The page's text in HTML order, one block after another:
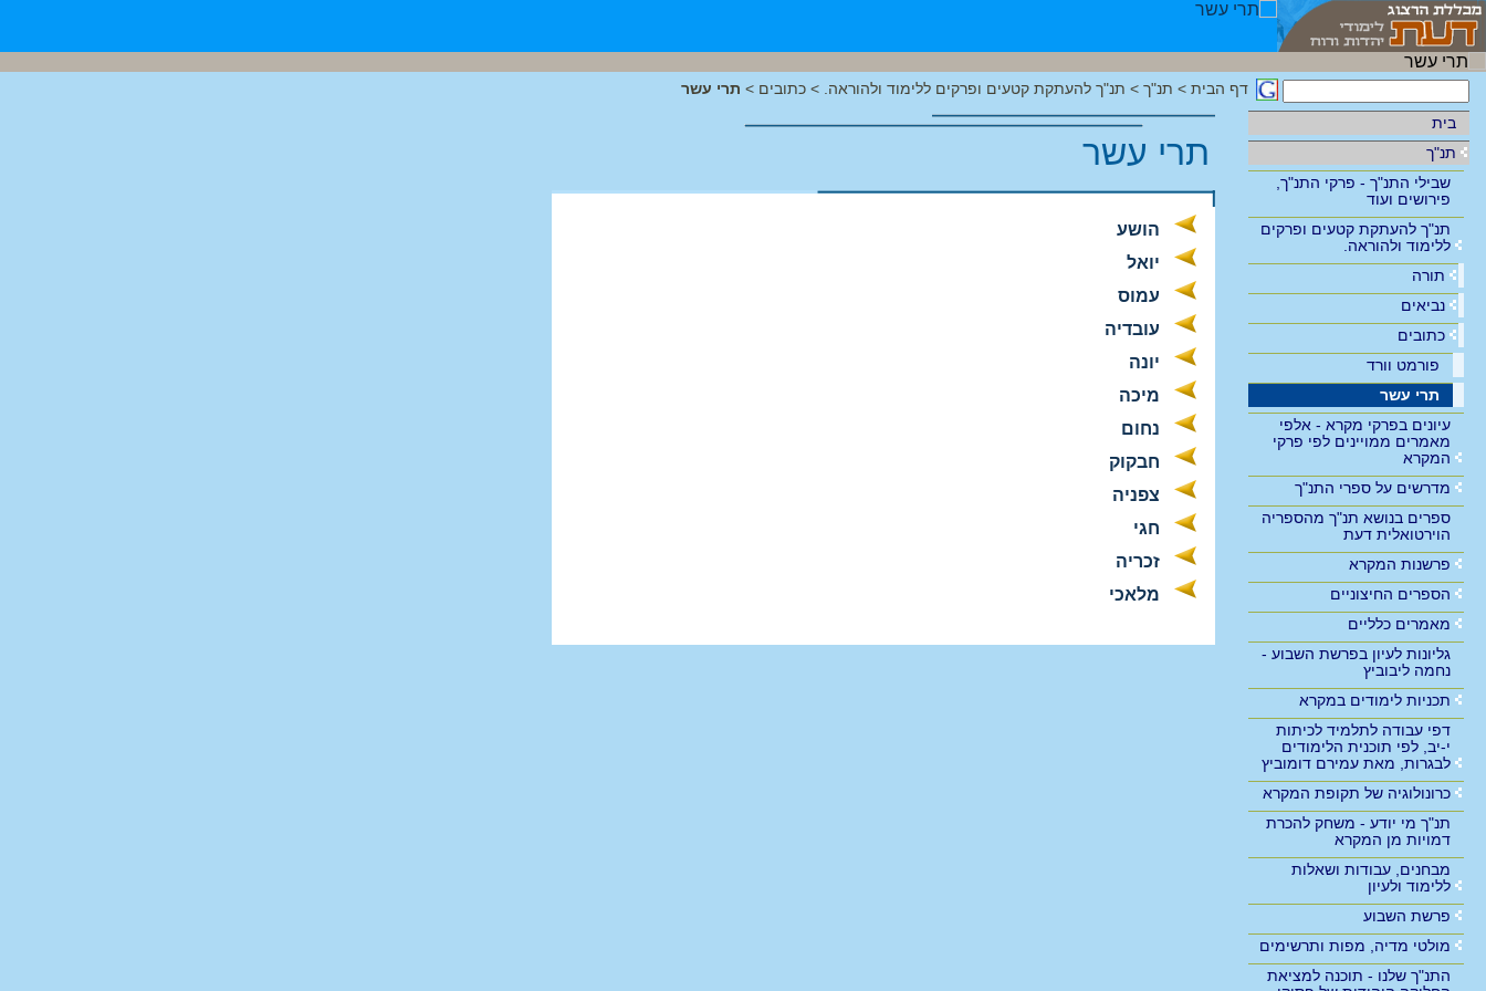
בית
תנ"ך
שבילי התנ"ך - פרקי התנ"ך,
פירושים ועוד
תנ"ך להעתקת קטעים ופרקים
ללימוד ולהוראה.
תורה
נביאים
כתובים
פורמט וורד
תרי עשר
עיונים בפרקי מקרא - אלפי
מאמרים ממויינים לפי פרקי
המקרא
מדרשים על ספרי התנ"ך
ספרים בנושא תנ"ך מהספריה
הוירטואלית דעת
פרשנות המקרא
הספרים החיצוניים
מאמרים כלליים
גליונות לעיון בפרשת השבוע -
נחמה ליבוביץ
תכניות לימודים במקרא
דפי עבודה לתלמיד לכיתות
י-יב, לפי תוכנית הלימודים
לבגרות, מאת עמירם דומוביץ
כרונולוגיה של תקופת המקרא
תנ"ך מי יודע - משחק להכרת
דמויות מן המקרא
מבחנים, עבודות ושאלות
ללימוד ולעיון
פרשת השבוע
מולטי מדיה, מפות ותרשימים
התנ"ך שלנו - תוכנה למציאת
דף הבית > תנ"ך > תנ"ך להעתקת קטעים ופרקים ללימוד ולהוראה. > כתובים > תרי עשר
תרי עשר
הושע
יואל
עמוס
עובדיה
יונה
מיכה
נחום
חבקוק
צפניה
חגי
זכריה
מלאכי